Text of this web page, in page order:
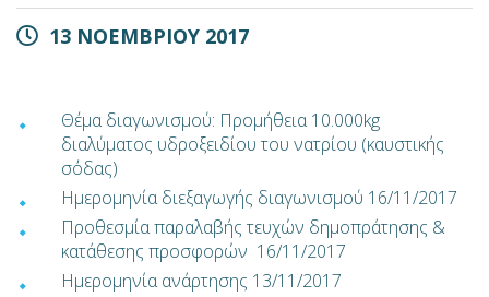
13 ΝΟΕΜΒΡΙΟΥ 2017
Θέμα διαγωνισμού: Προμήθεια 10.000kg
διαλύματος υδροξειδίου του νατρίου (καυστικής
σόδας)
Ημερομηνία διεξαγωγής διαγωνισμού 16/11/2017
Προθεσμία παραλαβής τευχών δημοπράτησης &
κατάθεσης προσφορών 16/11/2017
Ημερομηνία ανάρτησης 13/11/2017